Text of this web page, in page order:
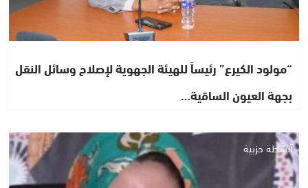
“مولود الكيرع” رئيساً للهيئة الجهوية لإصلاح وسائل النقل
بجهة العيون الساقية…
أنشطة حزبية